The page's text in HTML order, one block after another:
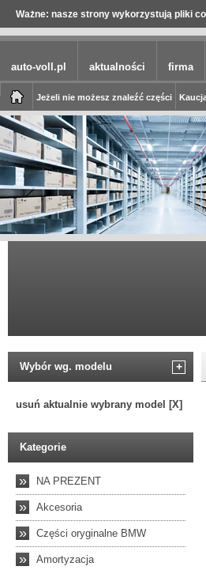
Ważne: nasze strony wykorzystują pliki
auto-voll.pl aktualności firma
Jeżeli nie możesz znaleźć części
Wybór wg. modelu +
usuń aktualnie wybrany model [X]
Kategorie
» NA PREZENT
» Akcesoria
» Części oryginalne BMW
» Amortyzacja